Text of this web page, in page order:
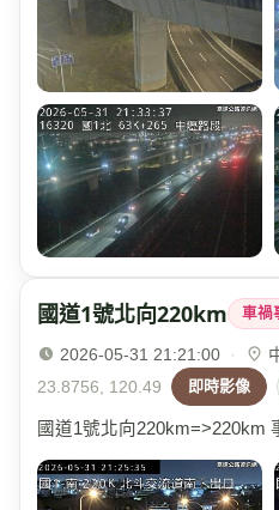
國道1號北向220km 車禍
2026-05-31 21:21:00 ·
23.8756, 120.49
即時影像
國道1號北向220km=>220km